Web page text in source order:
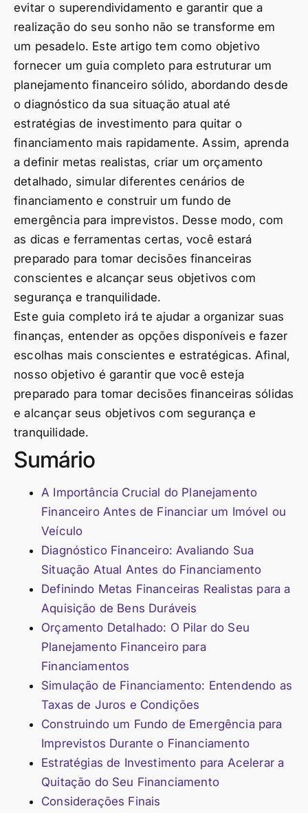
evitar o superendividamento e garantir que a
realização do seu sonho não se transforme em
um pesadelo. Este artigo tem como objetivo
fornecer um guia completo para estruturar um
planejamento financeiro sólido, abordando desde
o diagnóstico da sua situação atual até
estratégias de investimento para quitar o
financiamento mais rapidamente. Assim, aprenda
a definir metas realistas, criar um orçamento
detalhado, simular diferentes cenários de
financiamento e construir um fundo de
emergência para imprevistos. Desse modo, com
as dicas e ferramentas certas, você estará
preparado para tomar decisões financeiras
conscientes e alcançar seus objetivos com
segurança e tranquilidade.
Este guia completo irá te ajudar a organizar suas
finanças, entender as opções disponíveis e fazer
escolhas mais conscientes e estratégicas. Afinal,
nosso objetivo é garantir que você esteja
preparado para tomar decisões financeiras sólidas
e alcançar seus objetivos com segurança e
tranquilidade.
Sumário
A Importância Crucial do Planejamento
Financeiro Antes de Financiar um Imóvel ou
Veículo
Diagnóstico Financeiro: Avaliando Sua
Situação Atual Antes do Financiamento
Definindo Metas Financeiras Realistas para a
Aquisição de Bens Duráveis
Orçamento Detalhado: O Pilar do Seu
Planejamento Financeiro para
Financiamentos
Simulação de Financiamento: Entendendo as
Taxas de Juros e Condições
Construindo um Fundo de Emergência para
Imprevistos Durante o Financiamento
Estratégias de Investimento para Acelerar a
Quitação do Seu Financiamento
Considerações Finais